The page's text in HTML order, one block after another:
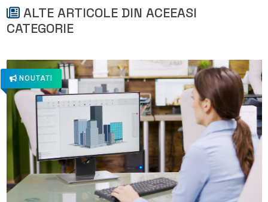
ALTE ARTICOLE DIN ACEEASI
CATEGORIE
NOUTATI